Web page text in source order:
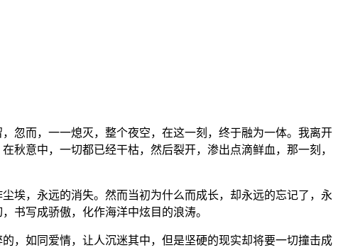
忽而，一一熄灭，整个夜空，在这一刻，终于融为一体。我离开
秋意中，一切都已经干枯，然后裂开，渗出点滴鲜血，那一刻，
埃，永远的消失。然而当初为什么而成长，却永远的忘记了，永
书写成骄傲，化作海洋中炫目的浪涛。
，如同爱情，让人沉迷其中，但是坚硬的现实却将要一切撞击成